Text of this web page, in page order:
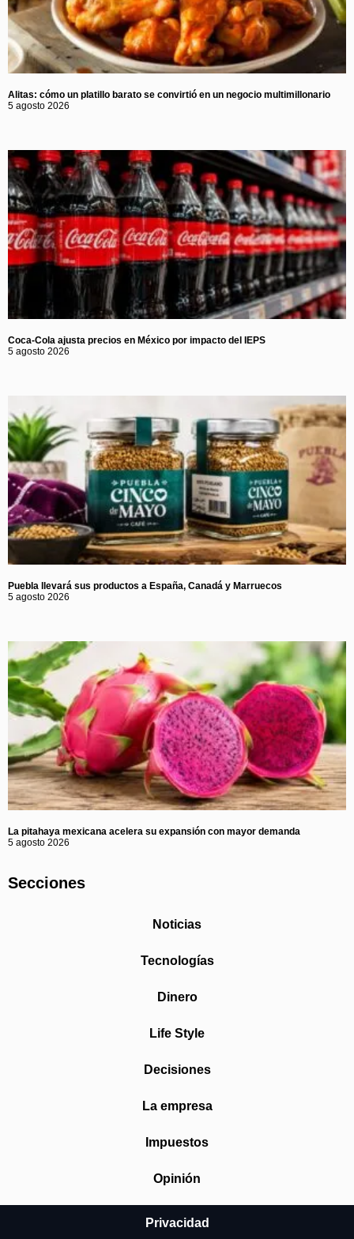
Alitas: cómo un platillo barato se convirtió en un negocio multimillonario
5 agosto 2026
Coca-Cola ajusta precios en México por impacto del IEPS
5 agosto 2026
Puebla llevará sus productos a España, Canadá y Marruecos
5 agosto 2026
La pitahaya mexicana acelera su expansión con mayor demanda
5 agosto 2026
Secciones
Noticias
Tecnologías
Dinero
Life Style
Decisiones
La empresa
Impuestos
Opinión
Privacidad